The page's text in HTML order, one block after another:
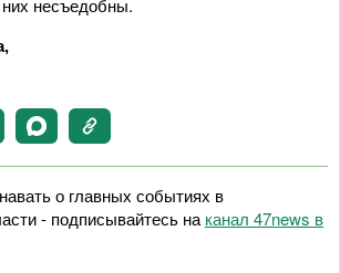
несъедобны.
о главных событиях в
- подписывайтесь на канал 47news в